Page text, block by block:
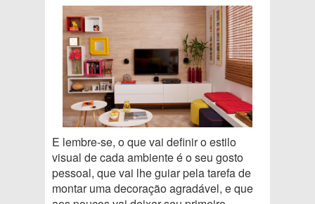
E lembre-se, o que vai definir o estilo
visual de cada ambiente é o seu gosto
pessoal, que vai lhe guiar pela tarefa de
montar uma decoração agradável, e que